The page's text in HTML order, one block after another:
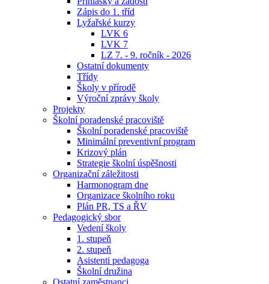
Zápis do 1. tříd
Lyžařské kurzy
LVK 6
LVK 7
LZ 7. - 9. ročník - 2026
Ostatní dokumenty
Třídy
Školy v přírodě
Výroční zprávy školy
Projekty
Školní poradenské pracoviště
Školní poradenské pracoviště
Minimální preventivní program
Krizový plán
Strategie školní úspěšnosti
Organizační záležitosti
Harmonogram dne
Organizace školního roku
Plán PR, TS a ŘV
Pedagogický sbor
Vedení školy
1. stupeň
2. stupeň
Asistenti pedagoga
Školní družina
Ostatní zaměstnanci